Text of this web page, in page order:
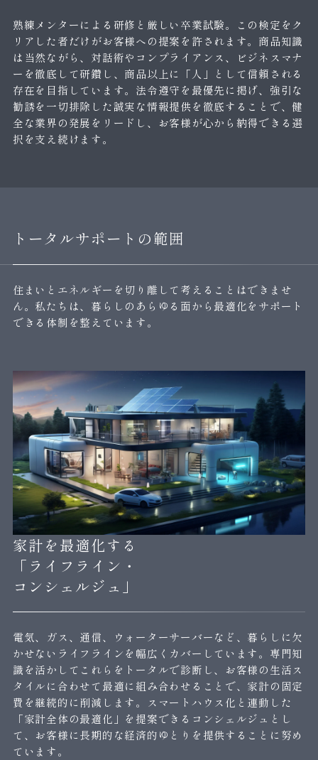
熟練メンターによる研修と厳しい卒業試験。この検定をク
リアした者だけがお客様への提案を許されます。商品知識
は当然ながら、対話術やコンプライアンス、ビジネスマナ
ーを徹底して研鑽し、商品以上に「人」として信頼される
存在を目指しています。法令遵守を最優先に掲げ、強引な
勧誘を一切排除した誠実な情報提供を徹底することで、健
全な業界の発展をリードし、お客様が心から納得できる選
択を支え続けます。
トータルサポートの範囲
住まいとエネルギーを切り離して考えることはできませ
ん。私たちは、暮らしのあらゆる面から最適化をサポート
できる体制を整えています。
家計を最適化する
「ライフライン・
コンシェルジュ」
電気、ガス、通信、ウォーターサーバーなど、暮らしに欠
かせないライフラインを幅広くカバーしています。専門知
識を活かしてこれらをトータルで診断し、お客様の生活ス
タイルに合わせて最適に組み合わせることで、家計の固定
費を継続的に削減します。スマートハウス化と連動した
「家計全体の最適化」を提案できるコンシェルジュとし
て、お客様に長期的な経済的ゆとりを提供することに努め
ています。